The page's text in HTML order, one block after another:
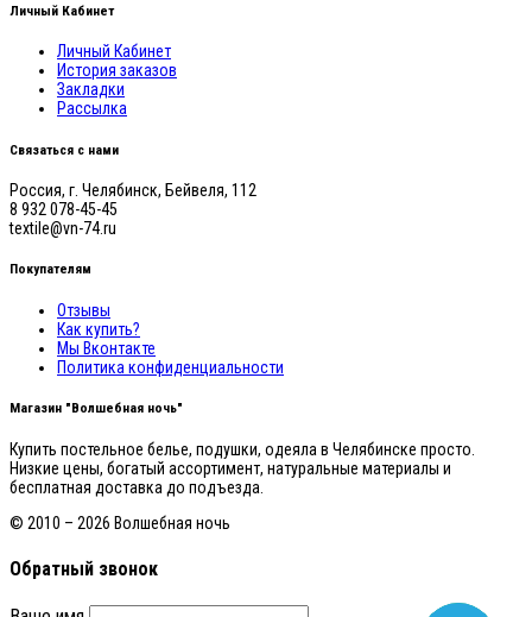
Личный Кабинет
Личный Кабинет
История заказов
Закладки
Рассылка
Связаться с нами
Россия, г. Челябинск, Бейвеля, 112
8 932 078-45-45
textile@vn-74.ru
Покупателям
Отзывы
Как купить?
Мы Вконтакте
Политика конфиденциальности
Магазин "Волшебная ночь"
Купить постельное белье, подушки, одеяла в Челябинске просто.
Низкие цены, богатый ассортимент, натуральные материалы и
бесплатная доставка до подъезда.
© 2010 – 2026 Волшебная ночь
Обратный звонок